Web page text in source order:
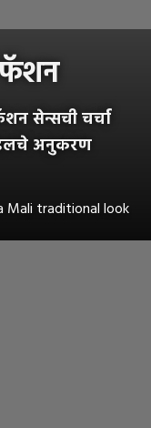
फॅशन
सेन्सची चर्चा
अनुकरण
Mali traditional look